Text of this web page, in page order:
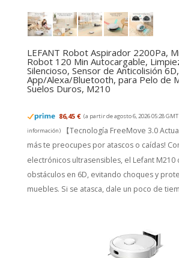
LEFANT Robot Aspirador 2200Pa,
Robot 120 Min Autocargable,
Silencioso, Sensor de Anticolisión 6D,
App/Alexa/Bluetooth, para Pelo de
Suelos Duros, M210
86,45 € (a partir de agosto 6, 2026 05:28 GMT
información)
【Tecnología FreeMove 3.0
más te preocupes por atascos o caídas!
electrónicos ultrasensibles, el Lefant M210
obstáculos en 6D, evitando choques y
muebles. Si se atasca, dale un poco de